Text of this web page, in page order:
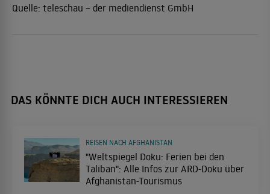
Quelle: teleschau – der mediendienst GmbH
DAS KÖNNTE DICH AUCH INTERESSIEREN
"Weltspiegel Doku: Ferien bei den
Taliban": Alle Infos zur ARD-Doku über
Afghanistan-Tourismus
REISEN NACH AFGHANISTAN